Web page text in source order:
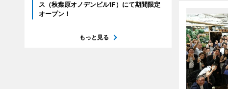
ス（秋葉原オノデンビル1F）にて期間限定
オープン！
もっと見る